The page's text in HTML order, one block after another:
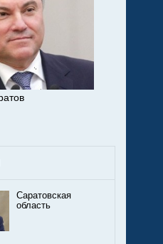
Саратовская
область